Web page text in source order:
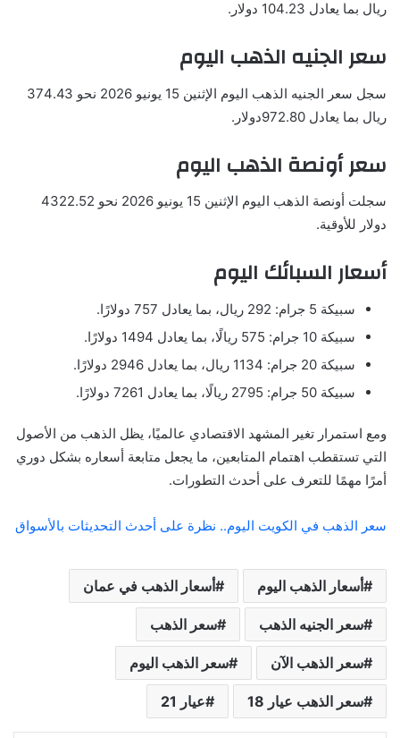
ريال بما يعادل 104.23 دولار.
سعر الجنيه الذهب اليوم
سجل سعر الجنيه الذهب اليوم الإثنين 15 يونيو 2026 نحو 374.43
ريال بما يعادل 972.80دولار.
سعر أونصة الذهب اليوم
سجلت أونصة الذهب اليوم الإثنين 15 يونيو 2026 نحو 4322.52
دولار للأوقية.
أسعار السبائك اليوم
سبيكة 5 جرام: 292 ريال، بما يعادل 757 دولارًا.
سبيكة 10 جرام: 575 ريالًا، بما يعادل 1494 دولارًا.
سبيكة 20 جرام: 1134 ريال، بما يعادل 2946 دولارًا.
سبيكة 50 جرام: 2795 ريالًا، بما يعادل 7261 دولارًا.
ومع استمرار تغير المشهد الاقتصادي عالميًا، يظل الذهب من الأصول
التي تستقطب اهتمام المتابعين، ما يجعل متابعة أسعاره بشكل دوري
أمرًا مهمًا للتعرف على أحدث التطورات.
سعر الذهب في الكويت اليوم.. نظرة على أحدث التحديثات بالأسواق
أسعار الذهب اليوم أسعار الذهب في عمان
سعر الجنيه الذهب سعر الذهب
سعر الذهب الآن سعر الذهب اليوم
سعر الذهب عيار 18 عيار 21